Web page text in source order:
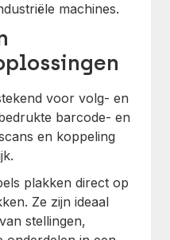
machines.
voor volg- en
barcode- en
en koppeling
plakken direct op
Ze zijn ideaal
stellingen,